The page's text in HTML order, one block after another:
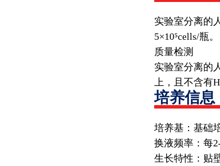
实验室分离的
5×10⁵cells/瓶。
质量检测
实验室分离的
上，且不含有
培养信息
培养基：基础
换液频率：每
生长特性：贴